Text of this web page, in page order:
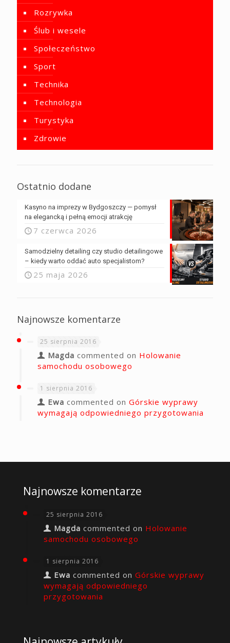
Rozrywka
Ślub i wesele
Społeczeństwo
Sport
Technika
Technologia
Turystyka
Zdrowie
Ostatnio dodane
Kasyno na imprezy w Bydgoszczy — pomysł
na elegancką i pełną emocji atrakcję
7 czerwca 2026
Samodzielny detailing czy studio detailingowe
– kiedy warto oddać auto specjalistom?
25 maja 2026
Najnowsze komentarze
25 sierpnia 2016
Magda commented on Holowanie
samochodu osobowego
1 sierpnia 2016
Ewa commented on Górskie wyprawy
wymagają odpowiedniego przygotowania
Najnowsze komentarze
25 sierpnia 2016
Magda commented on Holowanie
samochodu osobowego
1 sierpnia 2016
Ewa commented on Górskie wyprawy
wymagają odpowiedniego
przygotowania